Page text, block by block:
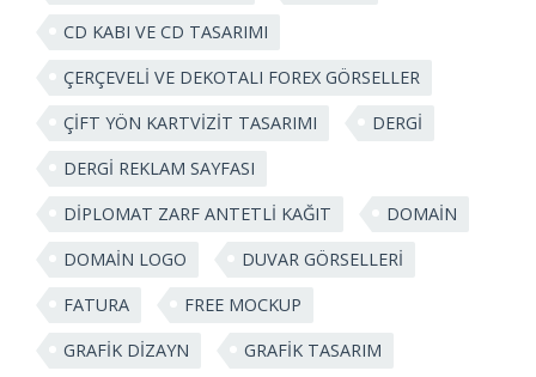
CD KABI VE CD TASARIMI
ÇERÇEVELI VE DEKOTALI FOREX GÖRSELLER
ÇIFT YÖN KARTVIZIT TASARIMI
DERGI
DERGI REKLAM SAYFASI
DIPLOMAT ZARF ANTETLI KAĞIT
DOMAIN
DOMAIN LOGO
DUVAR GÖRSELLERI
FATURA
FREE MOCKUP
GRAFIK DIZAYN
GRAFIK TASARIM